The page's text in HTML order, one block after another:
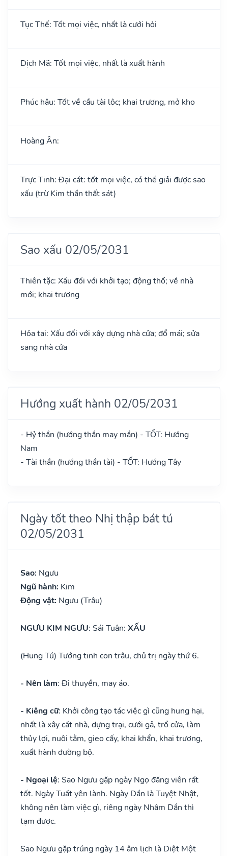
Tục Thế: Tốt mọi việc, nhất là cưới hỏi
Dịch Mã: Tốt mọi việc, nhất là xuất hành
Phúc hậu: Tốt về cầu tài lộc; khai trương, mở kho
Hoàng Ân:
Trực Tinh: Đại cát: tốt mọi việc, có thể giải được sao
xấu (trừ Kim thần thất sát)
Sao xấu 02/05/2031
Thiên tặc: Xấu đối với khởi tạo; động thổ; về nhà
mới; khai trương
Hỏa tai: Xấu đối với xây dựng nhà cửa; đổ mái; sửa
sang nhà cửa
Hướng xuất hành 02/05/2031
- Hỷ thần (hướng thần may mắn) - TỐT: Hướng
Nam
- Tài thần (hướng thần tài) - TỐT: Hướng Tây
Ngày tốt theo Nhị thập bát tú
02/05/2031
Sao: Ngưu
Ngũ hành: Kim
Động vật: Ngưu (Trâu)
NGƯU KIM NGƯU: Sái Tuân: XẤU
(Hung Tú) Tướng tinh con trâu, chủ trị ngày thứ 6.
- Nên làm: Đi thuyền, may áo.
- Kiêng cữ: Khởi công tạo tác việc gì cũng hung hại,
nhất là xây cất nhà, dựng trại, cưới gả, trổ cửa, làm
thủy lợi, nuôi tằm, gieo cấy, khai khẩn, khai trương,
xuất hành đường bộ.
- Ngoại lệ: Sao Ngưu gặp ngày Ngọ đăng viên rất
tốt. Ngày Tuất yên lành. Ngày Dần là Tuyệt Nhật,
không nên làm việc gì, riêng ngày Nhâm Dần thì
tạm được.
Sao Ngưu gặp trúng ngày 14 âm lịch là Diệt Một